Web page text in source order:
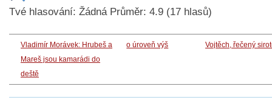
Tvé hlasování: Žádná Průměr: 4.9 (17 hlasů)
Vladimír Morávek: Hrubeš a
Mareš jsou kamarádi do
deště
o úroveň výš Vojtěch, řečený